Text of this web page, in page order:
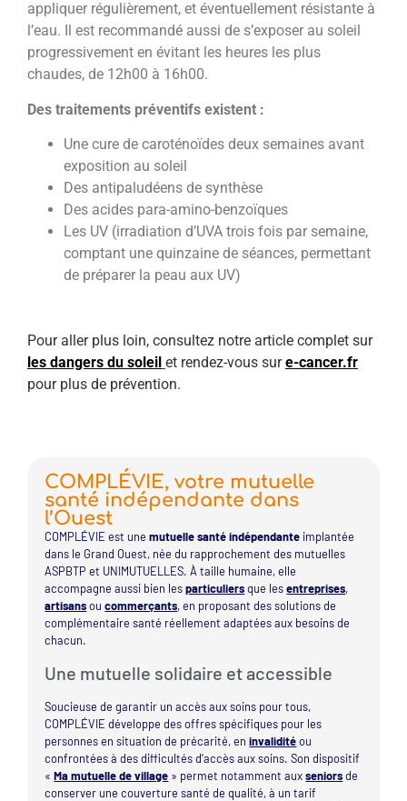
appliquer régulièrement, et éventuellement résistante à
l’eau. Il est recommandé aussi de s’exposer au soleil
progressivement en évitant les heures les plus
chaudes, de 12h00 à 16h00.
Des traitements préventifs existent :
Une cure de caroténoïdes deux semaines avant
exposition au soleil
Des antipaludéens de synthèse
Des acides para-amino-benzoïques
Les UV (irradiation d’UVA trois fois par semaine,
comptant une quinzaine de séances, permettant
de préparer la peau aux UV)
Pour aller plus loin, consultez notre article complet sur
les dangers du soleil et rendez-vous sure-cancer.fr
pour plus de prévention.
COMPLÉVIE, votre mutuelle
santé indépendante dans
l’Ouest
COMPLÉVIE est unemutuelle santé indépendante implantée
dans le Grand Ouest, née du rapprochement des mutuelles
ASPBTP et UNIMUTUELLES. À taille humaine, elle
accompagne aussi bien lesparticuliersque lesentreprises,
artisansoucommerçants, en proposant des solutions de
complémentaire santé réellement adaptées aux besoins de
chacun.
Une mutuelle solidaire et accessible
Soucieuse de garantir un accès aux soins pour tous,
COMPLÉVIE développe des offres spécifiques pour les
personnes en situation de précarité, eninvaliditéou
confrontées à des difficultés d’accès aux soins. Son dispositif
«Ma mutuelle de village » permet notamment auxseniorsde
conserver une couverture santé de qualité, à un tarif